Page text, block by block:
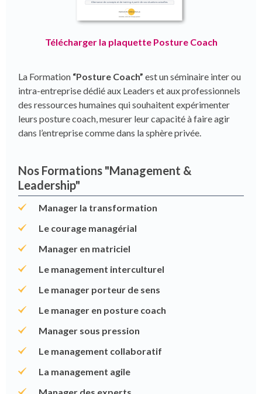
Télécharger la plaquette Posture Coach
La Formation “Posture Coach” est un séminaire inter ou
intra-entreprise dédié aux Leaders et aux professionnels
des ressources humaines qui souhaitent expérimenter
leurs posture coach, mesurer leur capacité à faire agir
dans l’entreprise comme dans la sphère privée.
Nos Formations "Management &
Leadership"
Manager la transformation
Le courage managérial
Manager en matriciel
Le management interculturel
Le manager porteur de sens
Le manager en posture coach
Manager sous pression
Le management collaboratif
La management agile
Manager des experts